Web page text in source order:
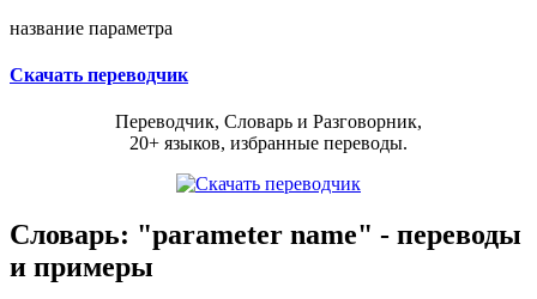
название параметра
Скачать переводчик
Переводчик, Словарь и Разговорник,
20+ языков, избранные переводы.
Словарь: "parameter name" - переводы
и примеры